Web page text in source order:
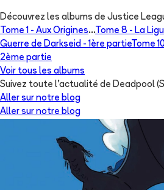
Découvrez les albums de Justice
Tome 1 - Aux Origines...Tome 8 - La
Guerre de Darkseid - 1ère partieTome
2ème partie
Voir tous les albums
Suivez toute l'actualité de Deadpool
Aller sur notre blog
Aller sur notre blog